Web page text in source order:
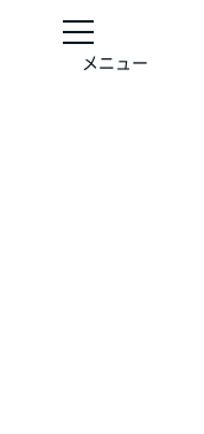
メニュー